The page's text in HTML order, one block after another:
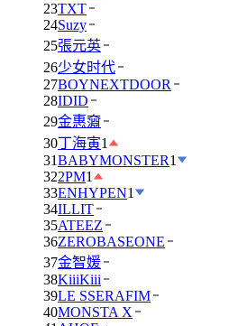
23TXT
24Suzy
25張元英
26少女时代
27BOYNEXTDOOR
28IDID
29金惠奫
30丁海寅1
31BABYMONSTER1
322PM1
33ENHYPEN1
34ILLIT
35ATEEZ
36ZEROBASEONE
37金智媛
38KiiiKiii
39LE SSERAFIM
40MONSTA X